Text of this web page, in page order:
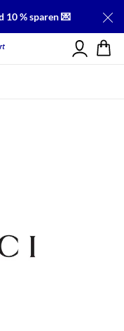
10 % sparen 💌
Einloggen